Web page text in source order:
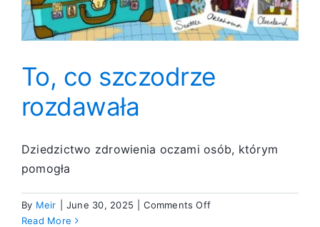
To, co szczodrze
rozdawała
Dziedzictwo zdrowienia oczami osób, którym
pomogła
By Meir June 30, 2025 Comments Offon
Read More